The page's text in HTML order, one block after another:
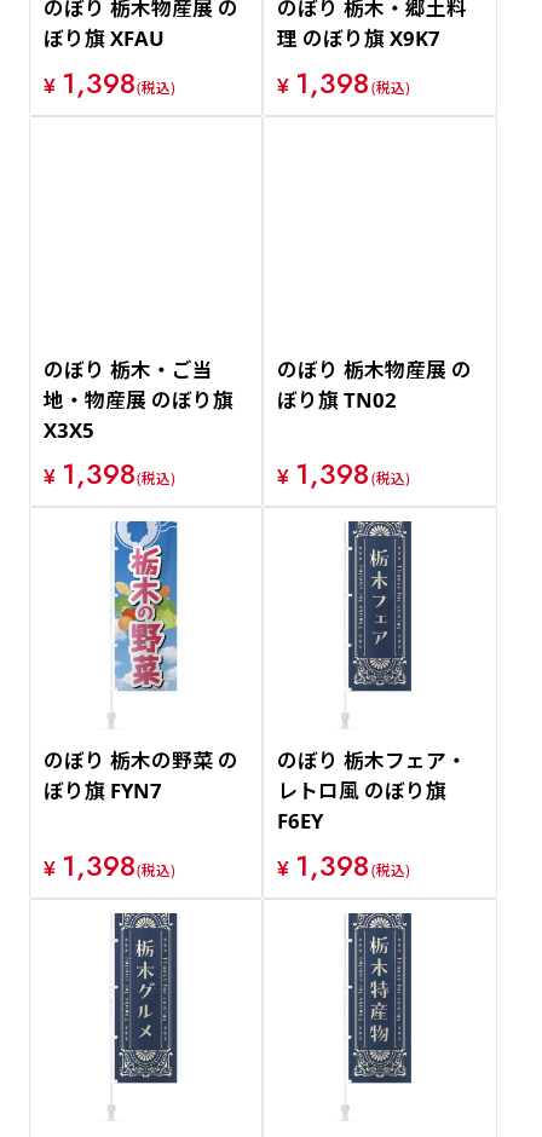
のぼり 栃木物産展 の
ぼり旗 XFAU
¥ 1,398(税込)
のぼり 栃木・郷土料
理 のぼり旗 X9K7
¥ 1,398(税込)
のぼり 栃木・ご当
地・物産展 のぼり旗
X3X5
¥ 1,398(税込)
のぼり 栃木物産展 の
ぼり旗 TN02
¥ 1,398(税込)
のぼり 栃木の野菜 の
ぼり旗 FYN7
¥ 1,398(税込)
のぼり 栃木フェア・
レトロ風 のぼり旗
F6EY
¥ 1,398(税込)